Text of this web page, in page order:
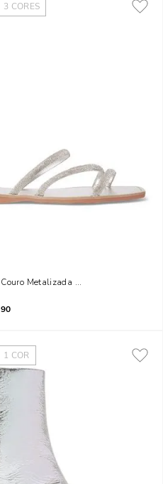
3 CORES
Metalizada Tiras Strass
1 COR